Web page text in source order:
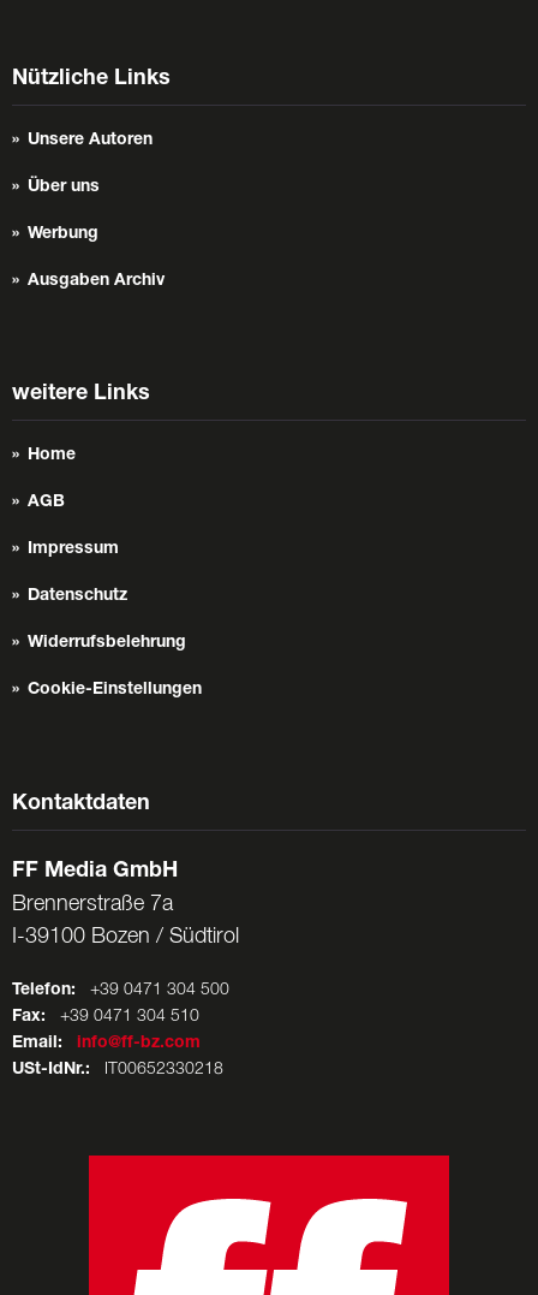
Nützliche Links
Unsere Autoren
Über uns
Werbung
Ausgaben Archiv
weitere Links
Home
AGB
Impressum
Datenschutz
Widerrufsbelehrung
Cookie-Einstellungen
Kontaktdaten
FF Media GmbH
Brennerstraße 7a
I-39100 Bozen / Südtirol
Telefon: +39 0471 304 500
Fax: +39 0471 304 510
Email:
info@ff-bz.com
USt-IdNr.: IT00652330218